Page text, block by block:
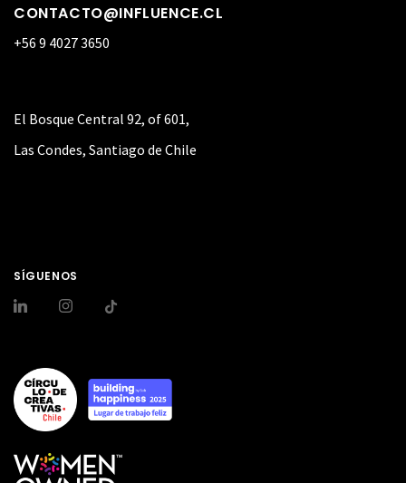
CONTACTO@INFLUENCE.CL
+56 9 4027 3650
El Bosque Central 92, of 601,
Las Condes, Santiago de Chile
SÍGUENOS